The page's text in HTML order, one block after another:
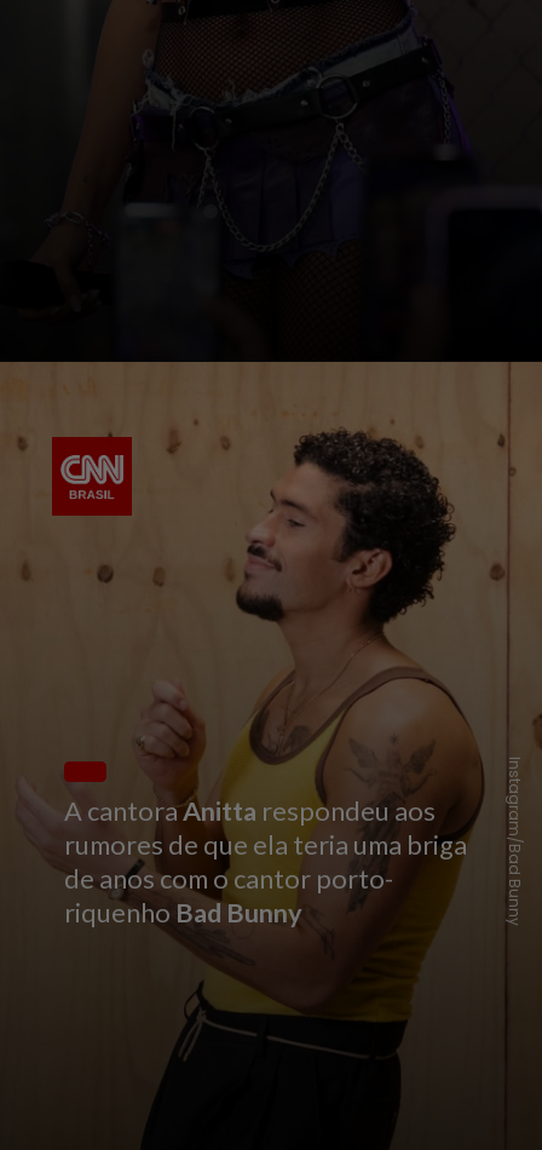
A cantoraAnitta respondeu aos
rumores de que ela teria uma briga
de anos com o cantor porto-
riquenho Bad Bunny Instagram/Bad Bunny